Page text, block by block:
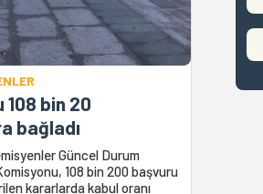
108 bin 20
bağladı
Güncel Durum
108 bin 200 başvuru
kararlarda kabul oranı